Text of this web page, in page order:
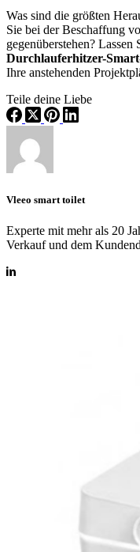
Was sind die größten
Sie bei der Beschaffung
gegenüberstehen?
Durchlauferhitzer-
Ihre anstehenden
Teile deine Liebe
Vleeo smart toilet
Experte mit mehr als 20
Verkauf und dem